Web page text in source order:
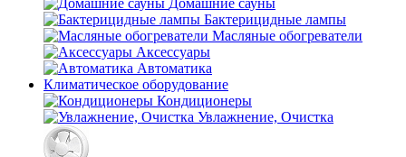
Домашние сауны
Бактерицидные лампы
Масляные обогреватели
Аксессуары
Автоматика
Климатическое оборудование
Кондиционеры
Увлажнение, Очистка